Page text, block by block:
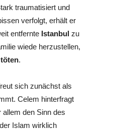
traumatisiert und
verfolgt, erhält er
entfernte Istanbul zu
wiede herzustellen,
.
sich zunächst als
Celem hinterfragt
allem den Sinn des
Islam wirklich